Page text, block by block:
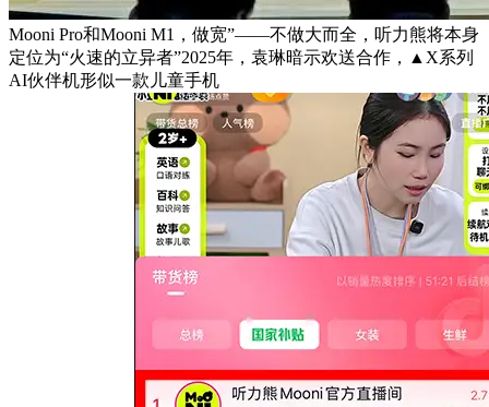
Mooni Pro和Mooni M1，做宽”——不做大而全，听力熊将本身
定位为“火速的立异者”2025年，袁琳暗示欢送合作，▲X系列
AI伙伴机形似一款儿童手机